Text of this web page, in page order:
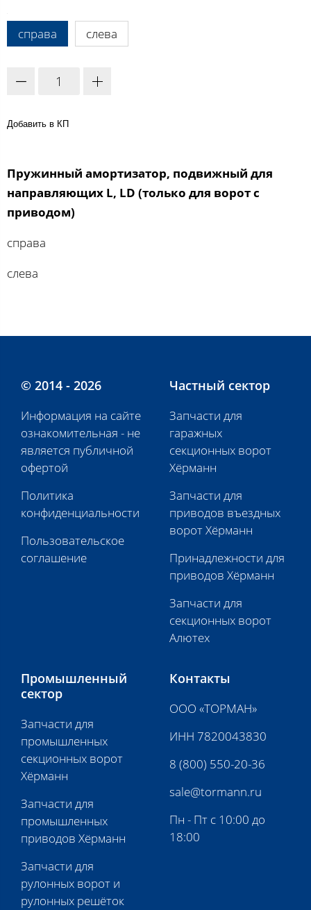
справа слева
Добавить в КП
Пружинный амортизатор, подвижный для
направляющих L, LD (только для ворот с
приводом)
справа
слева
© 2014 - 2026
Информация на сайте
ознакомительная - не
является публичной
офертой
Политика
конфиденциальности
Пользовательское
соглашение
Частный сектор
Запчасти для
гаражных
секционных ворот
Хёрманн
Запчасти для
приводов въездных
ворот Хёрманн
Принадлежности для
приводов Хёрманн
Запчасти для
секционных ворот
Алютех
Промышленный
сектор
Запчасти для
промышленных
секционных ворот
Хёрманн
Запчасти для
промышленных
приводов Хёрманн
Запчасти для
рулонных ворот и
рулонных решёток
Контакты
ООО «ТОРМАН»
ИНН 7820043830
8 (800) 550-20-36
sale@tormann.ru
Пн - Пт с 10:00 до
18:00